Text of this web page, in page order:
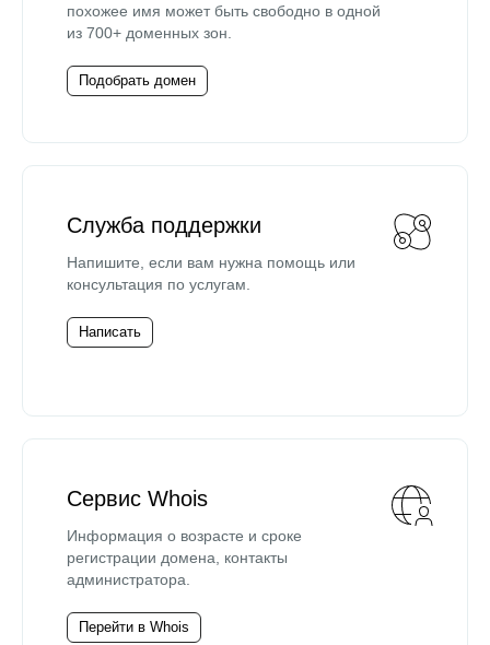
похожее имя может быть свободно в одной
из 700+ доменных зон.
Подобрать домен
Служба поддержки
Напишите, если вам нужна помощь или
консультация по услугам.
Написать
Сервис Whois
Информация о возрасте и сроке
регистрации домена, контакты
администратора.
Перейти в Whois